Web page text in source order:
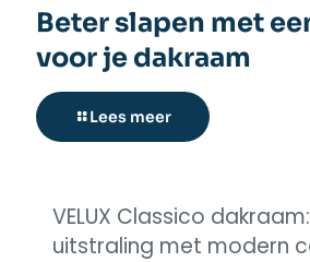
Beter slapen met
voor je dakraam
Lees meer
VELUX Classico
uitstraling met modern